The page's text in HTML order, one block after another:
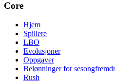
Core
Hjem
Spillere
LBO
Evolusjoner
Oppgaver
Belønninger for
Rush